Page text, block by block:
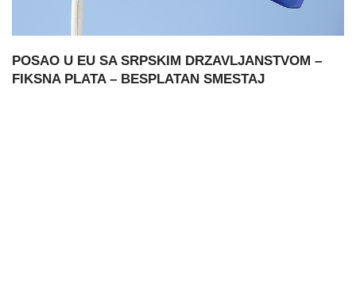
POSAO U EU SA SRPSKIM DRZAVLJANSTVOM –
FIKSNA PLATA – BESPLATAN SMESTAJ